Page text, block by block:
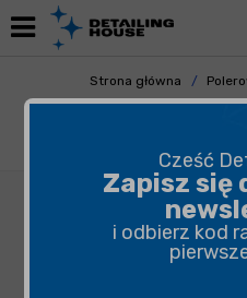
Strona główna
Futra
Cześć
Zapisz się
i odbierz kod